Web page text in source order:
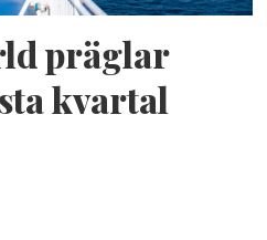
präglar
kvartal